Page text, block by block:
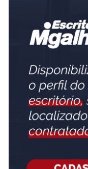
MESQUITA
ADVOCACIA
No Mesquita
merece uma solução
Somos um escritório
comprometido em
e inovação. Nossa
SAIBA